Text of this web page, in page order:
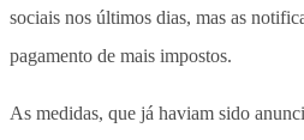
sociais nos últimos dias, mas as
pagamento de mais impostos.
As medidas, que já haviam sido